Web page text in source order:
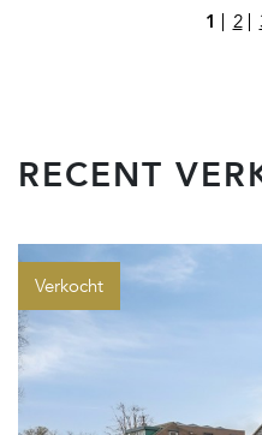
BERICHTEN
1 2
RECENT
Verkocht